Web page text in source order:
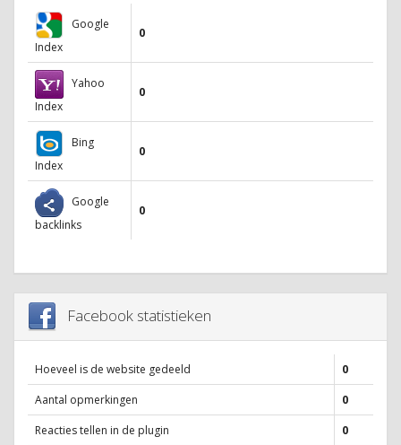
Google
Index
0
Yahoo
Index
0
Bing
Index
0
Google
backlinks
0
Facebook statistieken
Hoeveel is de website gedeeld
0
Aantal opmerkingen
0
Reacties tellen in de plugin
0